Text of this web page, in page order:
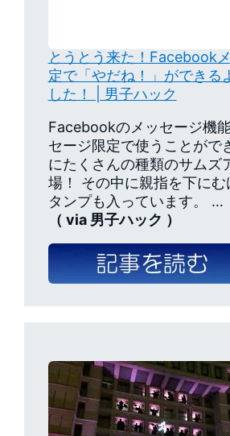
とうとう来た！Facebook
定で「やだね！」ができる
した！ | 男子ハック
Facebookのメッセージ機
セージ限定で使うことがで
にたくさんの種類のサムズ
場！ その中に親指を下にむ
タンプも入っています。 …
（ via 男子ハック ）